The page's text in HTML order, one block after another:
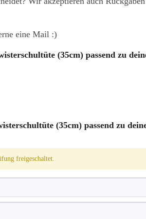
eine Mail :)
(35cm) passend zu
(35cm) passend zu
freigeschaltet.